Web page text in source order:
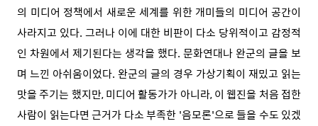
의 미디어 정책에서 새로운 세계를 위한 개미들의 미디어 공간이
사라지고 있다. 그러나 이에 대한 비판이 다소 당위적이고 감정적
인 차원에서 제기된다는 생각을 했다. 문화연대나 완군의 글을 보
며 느낀 아쉬움이었다. 완군의 글의 경우 가상기획이 재밌고 읽는
맛을 주기는 했지만, 미디어 활동가가 아니라, 이 웹진을 처음 접한
사람이 읽는다면 근거가 다소 부족한 '음모론'으로 들을 수도 있겠